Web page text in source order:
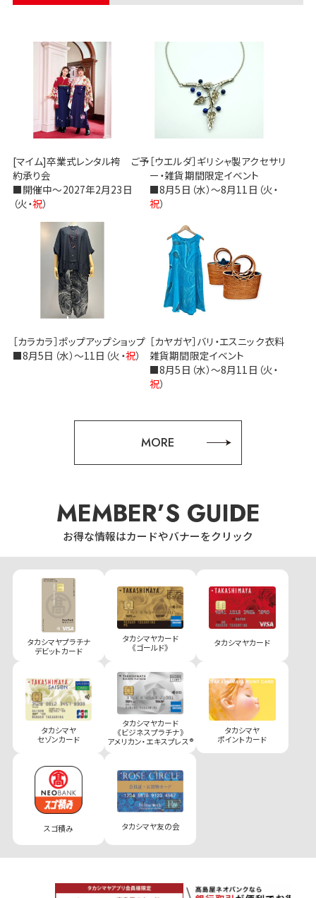
[マイム]卒業式レンタル袴 ご予
約承り会
■開催中～2027年2月23日
（火・祝）
［ウエルダ］ギリシャ製アクセサリ
ー・雑貨期間限定イベント
■8月5日（水）～8月11日（火・
祝）
［カラカラ］ポップアップショップ
■8月5日（水）～11日（火・祝）
［カヤガヤ］バリ・エスニック衣料
雑貨期間限定イベント
■8月5日（水）～8月11日（火・
祝）
MORE
MEMBER’S GUIDE
お得な情報はカードやバナーをクリック
タカシマヤプラチナ
デビットカード
タカシマヤカード
《ゴールド》
タカシマヤカード
タカシマヤ
セゾンカード
タカシマヤカード
《ビジネスプラチナ》
アメリカン・エキスプレス®
タカシマヤ
ポイントカード
スゴ積み タカシマヤ友の会